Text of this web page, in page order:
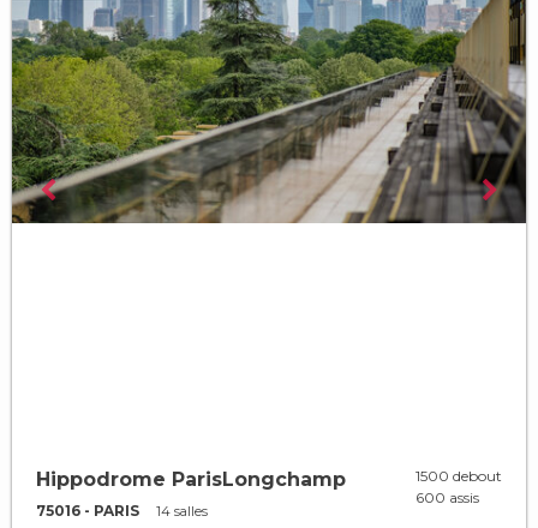
Hippodrome ParisLongchamp
75016 - PARIS 14 salles
1500 debout
600 assis